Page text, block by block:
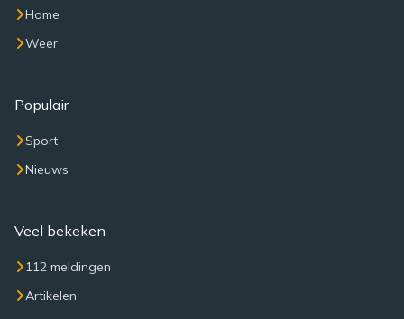
Home
Weer
Populair
Sport
Nieuws
Veel bekeken
112 meldingen
Artikelen